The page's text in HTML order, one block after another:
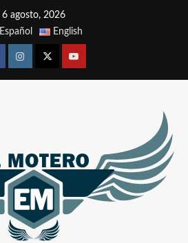
6 agosto, 2026
Español
English